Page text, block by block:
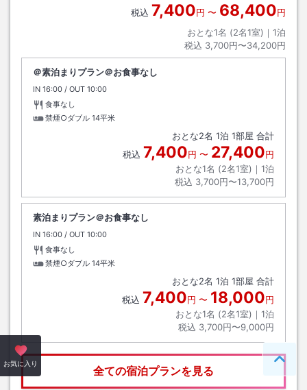
税込 7,400円 〜 68,400円
おとな1名 (2名1室)｜ 1泊
税込 3,700円〜34,200円
＠素泊まりプラン＠お食事なし
IN チェックイン
16:00 / OUT チェックアウト
10:00
食事なし
禁煙○ダブル 14平米
おとな2名 1泊 1部屋 合計
税込 7,400円 〜 27,400円
おとな1名 (2名1室)｜ 1泊
税込 3,700円〜13,700円
素泊まりプラン＠お食事なし
IN チェックイン
16:00 / OUT チェックアウト
10:00
食事なし
禁煙○ダブル 14平米
おとな2名 1泊 1部屋 合計
税込 7,400円 〜 18,000円
おとな1名 (2名1室)｜ 1泊
税込 3,700円〜9,000円
全ての宿泊プランを見る
お気に入り ペー